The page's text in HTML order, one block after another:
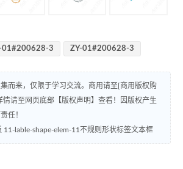
01#200628-3 ZY-01#200628-3
而来，仅限于学习交流。商用请至[商用版权购
情请至网页底部【版权声明】查看！因版权产生
任！
11-lable-shape-elem-11不规则形状标签文本框